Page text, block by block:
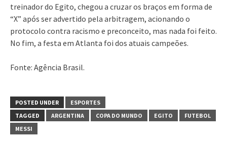
treinador do Egito, chegou a cruzar os braços em forma de
“X” após ser advertido pela arbitragem, acionando o
protocolo contra racismo e preconceito, mas nada foi feito.
No fim, a festa em Atlanta foi dos atuais campeões.
Fonte: Agência Brasil.
POSTED UNDER
ESPORTES
TAGGED
ARGENTINA COPA DO MUNDO EGITO
FUTEBOL
MESSI